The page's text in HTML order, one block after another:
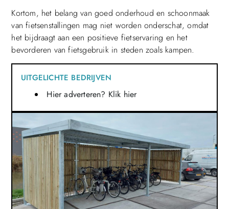
Kortom, het belang van goed onderhoud en schoonmaak
van fietsenstallingen mag niet worden onderschat, omdat
het bijdraagt aan een positieve fietservaring en het
bevorderen van fietsgebruik in steden zoals kampen.
UITGELICHTE BEDRIJVEN
Hier adverteren? Klik hier